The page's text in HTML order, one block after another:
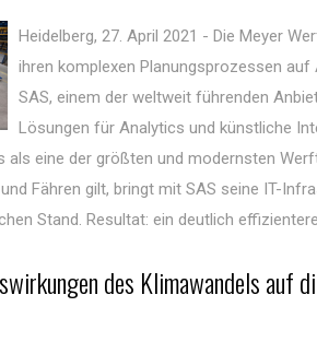
Heidelberg, 27. April 2021 - Die Meyer
ihren komplexen Planungsprozessen auf
SAS, einem der weltweit führenden
Lösungen für Analytics und künstliche
als eine der größten und modernsten
Fähren gilt, bringt mit SAS seine IT-
Stand. Resultat: ein deutlich
des Klimawandels auf